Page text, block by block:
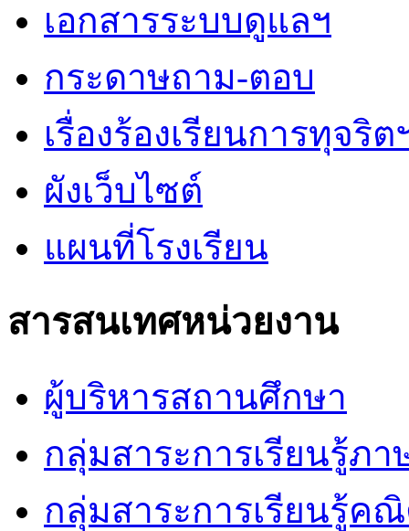
เอกสารระบบดูแลฯ
กระดาษถาม-ตอบ
เรื่องร้องเรียนการทุจริต
ผังเว็บไซต์
แผนที่โรงเรียน
สารสนเทศหน่วยงาน
ผู้บริหารสถานศึกษา
กลุ่มสาระการเรียนรู้ภา
กลุ่มสาระการเรียนรู้ค